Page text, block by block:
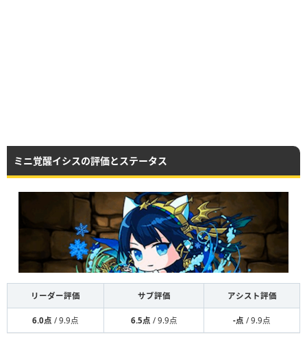
ミニ覚醒イシスの評価とステータス
リーダー評価 サブ評価 アシスト評価
6.0点 / 9.9点 6.5点 / 9.9点 -点 / 9.9点